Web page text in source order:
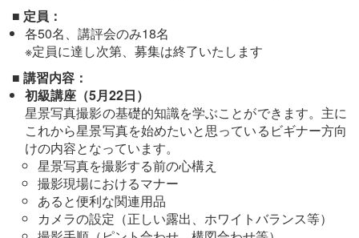
■ 定員：
各50名、講評会のみ18名
※定員に達し次第、募集は終了いたします
■ 講習内容：
初級講座（5月22日）
星景写真撮影の基礎的知識を学ぶことができます。主に
これから星景写真を始めたいと思っているビギナー方向
けの内容となっています。
星景写真を撮影する前の心構え
撮影現場におけるマナー
あると便利な関連用品
カメラの設定（正しい露出、ホワイトバランス等）